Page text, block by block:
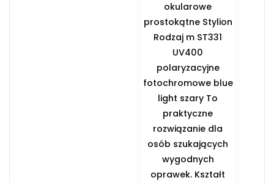
okularowe
prostokątne Stylion
Rodzaj m ST331
UV400
polaryzacyjne
fotochromowe blue
light szary To
praktyczne
rozwiązanie dla
osób szukających
wygodnych
oprawek. Kształt